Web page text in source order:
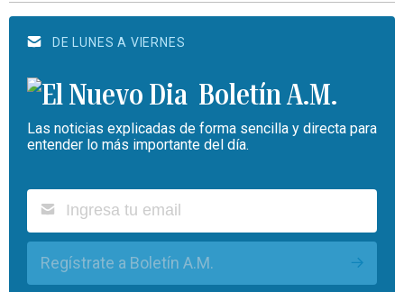
DE LUNES A VIERNES
Boletín A.M.
Las noticias explicadas de forma sencilla y directa para
entender lo más importante del día.
Regístrate a Boletín A.M.